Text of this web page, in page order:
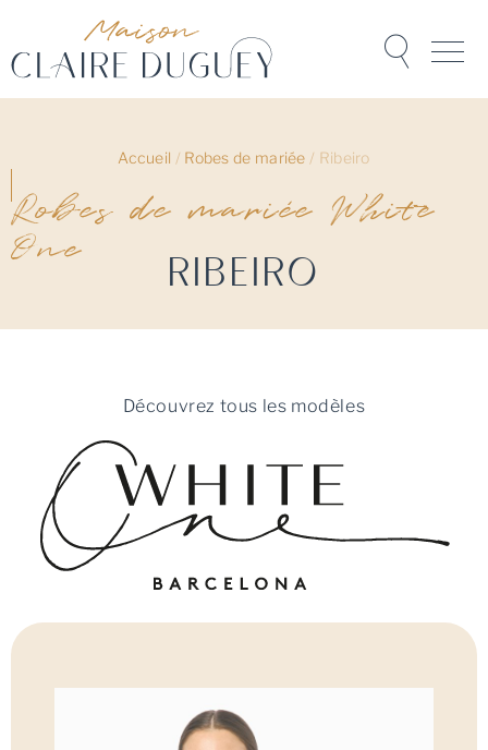
Accueil / Robes de mariée / Ribeiro
Robes de mariée White
One Ribeiro
Découvrez tous les modèles